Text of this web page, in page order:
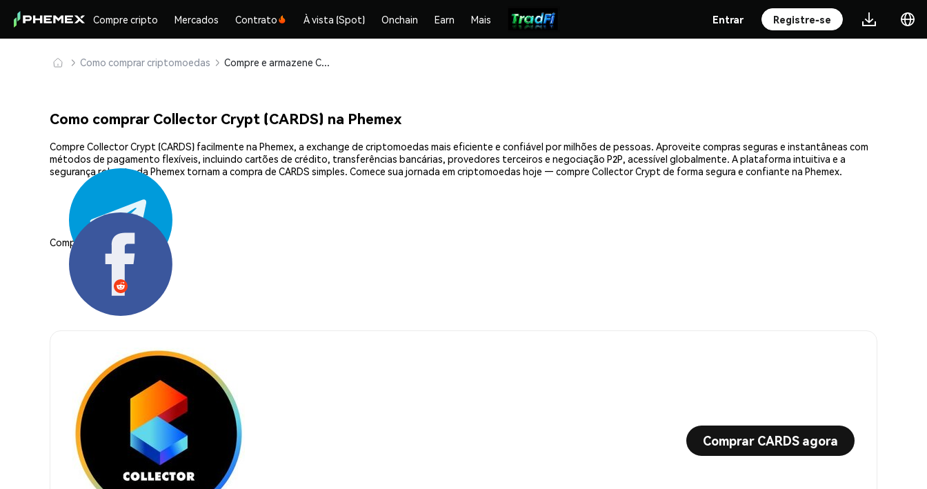
Compre cripto Mercados Contrato À vista (Spot) Onchain Earn Mais Entrar Registre-se
Como comprar criptomoedas Compre e armazene Collector Crypt (CARDS) com segurança
Como comprar Collector Crypt (CARDS) na Phemex
Compre Collector Crypt (CARDS) facilmente na Phemex, a exchange de criptomoedas mais eficiente e confiável por milhões de pessoas. Aproveite compras seguras e instantâneas com
métodos de pagamento flexíveis, incluindo cartões de crédito, transferências bancárias, provedores terceiros e negociação P2P, acessível globalmente. A plataforma intuitiva e a
segurança robusta da Phemex tornam a compra de CARDS simples. Comece sua jornada em criptomoedas hoje — compre Collector Crypt de forma segura e confiante na Phemex.
Compartilhar:
Comprar CARDS agora